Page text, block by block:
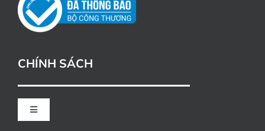
CHÍNH SÁCH
Toggle